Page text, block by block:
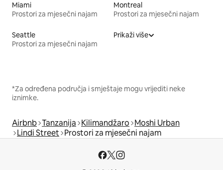
Miami
Prostori za mjesečni najam
Montreal
Prostori za mjesečni najam
Seattle
Prostori za mjesečni najam
Prikaži više
*Za određena područja i smještaje mogu vrijediti neke
iznimke.
Airbnb Tanzanija Kilimandžaro Moshi Urban
Lindi Street Prostori za mjesečni najam